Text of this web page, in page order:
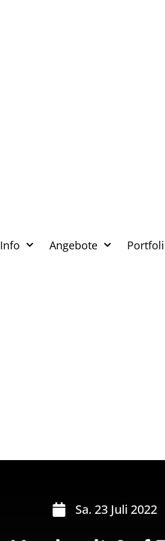
Info Angebote
Sa. 23 Juli 2022